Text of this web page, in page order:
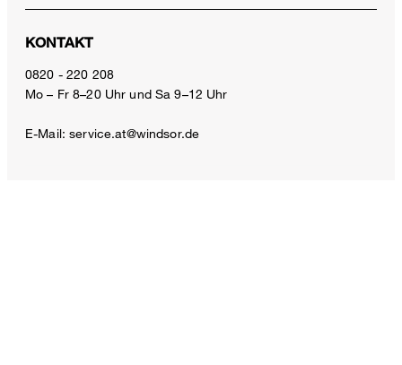
Gürtel aus Nappaleder in Dunkelbraun
KONTAKT
0820 - 220 208
Mo – Fr 8–20 Uhr und Sa 9–12 Uhr
E-Mail:service.at@windsor.de